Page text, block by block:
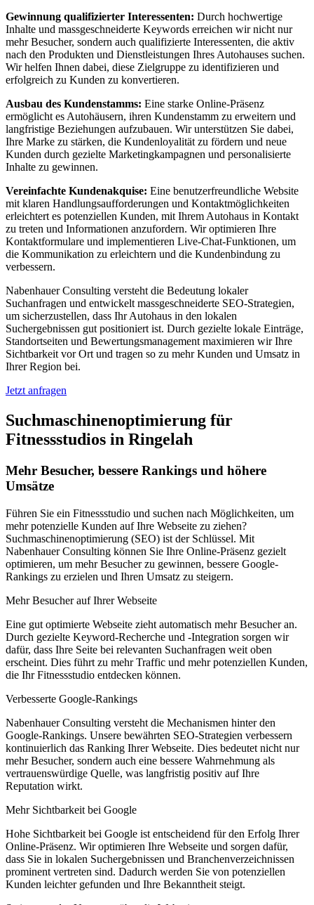
Gewinnung qualifizierter Interessenten: Durch hochwertige
Inhalte und massgeschneiderte Keywords erreichen wir nicht nur
mehr Besucher, sondern auch qualifizierte Interessenten, die aktiv
nach den Produkten und Dienstleistungen Ihres Autohauses suchen.
Wir helfen Ihnen dabei, diese Zielgruppe zu identifizieren und
erfolgreich zu Kunden zu konvertieren.
Ausbau des Kundenstamms: Eine starke Online-Präsenz
ermöglicht es Autohäusern, ihren Kundenstamm zu erweitern und
langfristige Beziehungen aufzubauen. Wir unterstützen Sie dabei,
Ihre Marke zu stärken, die Kundenloyalität zu fördern und neue
Kunden durch gezielte Marketingkampagnen und personalisierte
Inhalte zu gewinnen.
Vereinfachte Kundenakquise: Eine benutzerfreundliche Website
mit klaren Handlungsaufforderungen und Kontaktmöglichkeiten
erleichtert es potenziellen Kunden, mit Ihrem Autohaus in Kontakt
zu treten und Informationen anzufordern. Wir optimieren Ihre
Kontaktformulare und implementieren Live-Chat-Funktionen, um
die Kommunikation zu erleichtern und die Kundenbindung zu
verbessern.
Nabenhauer Consulting versteht die Bedeutung lokaler
Suchanfragen und entwickelt massgeschneiderte SEO-Strategien,
um sicherzustellen, dass Ihr Autohaus in den lokalen
Suchergebnissen gut positioniert ist. Durch gezielte lokale Einträge,
Standortseiten und Bewertungsmanagement maximieren wir Ihre
Sichtbarkeit vor Ort und tragen so zu mehr Kunden und Umsatz in
Ihrer Region bei.
Jetzt anfragen
Suchmaschinenoptimierung für
Fitnessstudios in Ringelah
Mehr Besucher, bessere Rankings und höhere
Umsätze
Führen Sie ein Fitnessstudio und suchen nach Möglichkeiten, um
mehr potenzielle Kunden auf Ihre Webseite zu ziehen?
Suchmaschinenoptimierung (SEO) ist der Schlüssel. Mit
Nabenhauer Consulting können Sie Ihre Online-Präsenz gezielt
optimieren, um mehr Besucher zu gewinnen, bessere Google-
Rankings zu erzielen und Ihren Umsatz zu steigern.
Mehr Besucher auf Ihrer Webseite
Eine gut optimierte Webseite zieht automatisch mehr Besucher an.
Durch gezielte Keyword-Recherche und -Integration sorgen wir
dafür, dass Ihre Seite bei relevanten Suchanfragen weit oben
erscheint. Dies führt zu mehr Traffic und mehr potenziellen Kunden,
die Ihr Fitnessstudio entdecken können.
Verbesserte Google-Rankings
Nabenhauer Consulting versteht die Mechanismen hinter den
Google-Rankings. Unsere bewährten SEO-Strategien verbessern
kontinuierlich das Ranking Ihrer Webseite. Dies bedeutet nicht nur
mehr Besucher, sondern auch eine bessere Wahrnehmung als
vertrauenswürdige Quelle, was langfristig positiv auf Ihre
Reputation wirkt.
Mehr Sichtbarkeit bei Google
Hohe Sichtbarkeit bei Google ist entscheidend für den Erfolg Ihrer
Online-Präsenz. Wir optimieren Ihre Webseite und sorgen dafür,
dass Sie in lokalen Suchergebnissen und Branchenverzeichnissen
prominent vertreten sind. Dadurch werden Sie von potenziellen
Kunden leichter gefunden und Ihre Bekanntheit steigt.